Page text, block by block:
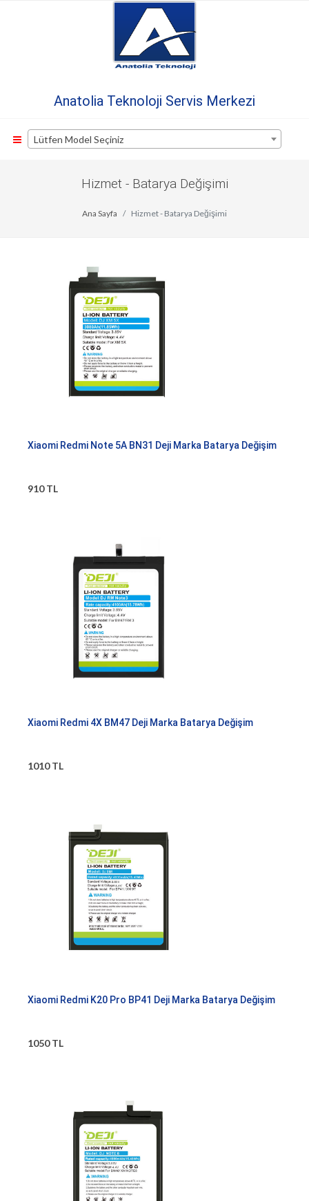
Anatolia Teknoloji Servis Merkezi
Lütfen Model Seçiniz
Hizmet - Batarya Değişimi
Ana Sayfa Hizmet - Batarya Değişimi
Xiaomi Redmi Note 5A BN31 Deji Marka Batarya Değişim
910 TL
Xiaomi Redmi 4X BM47 Deji Marka Batarya Değişim
1010 TL
Xiaomi Redmi K20 Pro BP41 Deji Marka Batarya Değişim
1050 TL